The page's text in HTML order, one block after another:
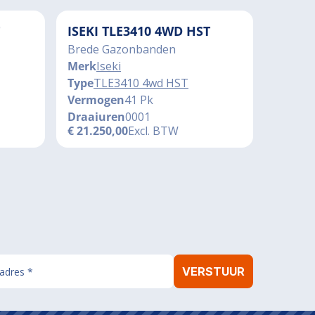
ISEKI TLE3410 4WD HST
Brede Gazonbanden
MerkIseki
TypeTLE3410 4wd HST
Vermogen41 Pk
Draaiuren0001
€21.250,00Excl. BTW